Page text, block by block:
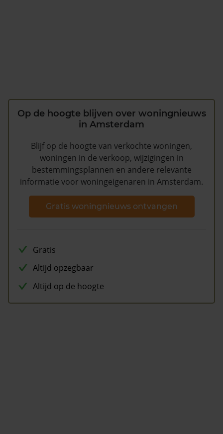
Op de hoogte blijven over woningnieuws
in Amsterdam
Blijf op de hoogte van verkochte woningen,
woningen in de verkoop, wijzigingen in
bestemmingsplannen en andere relevante
informatie voor woningeigenaren in Amsterdam.
Gratis woningnieuws ontvangen
Gratis
Altijd opzegbaar
Altijd op de hoogte